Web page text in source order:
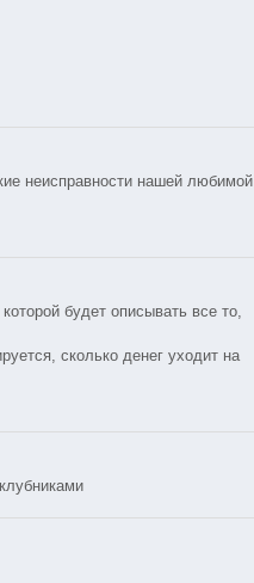
неисправности нашей любимой
будет описывать все то,
сколько денег уходит на